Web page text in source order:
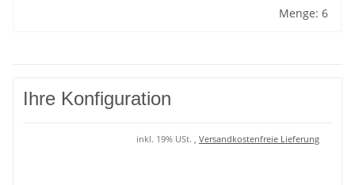
Menge: 6
Ihre Konfiguration
inkl. 19% USt. , Versandkostenfreie Lieferung